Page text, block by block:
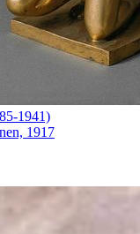
1941)
1917